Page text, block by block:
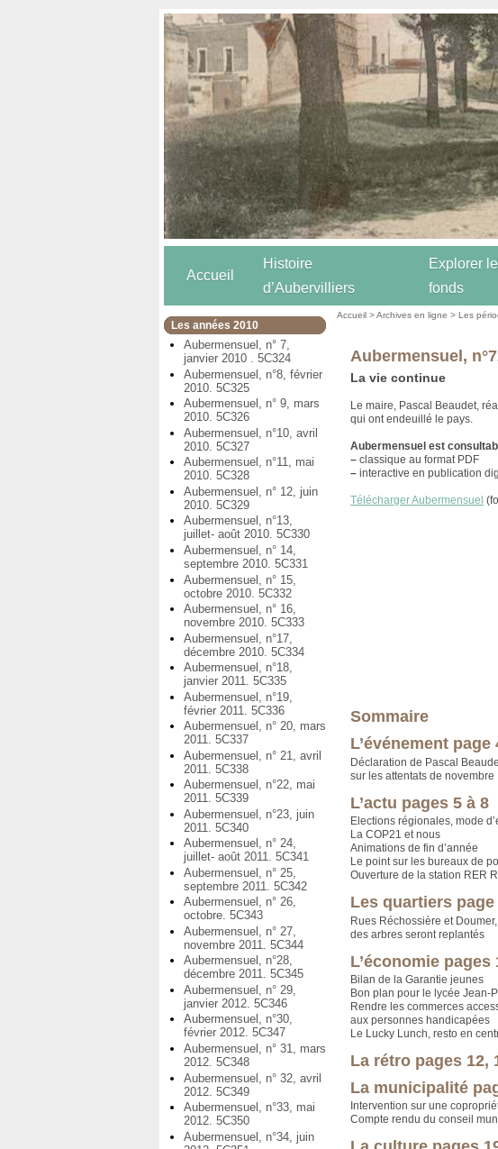
Accueil
Histoire
d’Aubervilliers
Explorer
fonds
Les années 2010
Aubermensuel, n° 7,
janvier 2010 . 5C324
Aubermensuel, n°8, février
2010. 5C325
Aubermensuel, n° 9, mars
2010. 5C326
Aubermensuel, n°10, avril
2010. 5C327
Aubermensuel, n°11, mai
2010. 5C328
Aubermensuel, n° 12, juin
2010. 5C329
Aubermensuel, n°13,
juillet- août 2010. 5C330
Aubermensuel, n° 14,
septembre 2010. 5C331
Aubermensuel, n° 15,
octobre 2010. 5C332
Aubermensuel, n° 16,
novembre 2010. 5C333
Aubermensuel, n°17,
décembre 2010. 5C334
Aubermensuel, n°18,
janvier 2011. 5C335
Aubermensuel, n°19,
février 2011. 5C336
Aubermensuel, n° 20, mars
2011. 5C337
Aubermensuel, n° 21, avril
2011. 5C338
Aubermensuel, n°22, mai
2011. 5C339
Aubermensuel, n°23, juin
2011. 5C340
Aubermensuel, n° 24,
juillet- août 2011. 5C341
Aubermensuel, n° 25,
septembre 2011. 5C342
Aubermensuel, n° 26,
octobre. 5C343
Aubermensuel, n° 27,
novembre 2011. 5C344
Aubermensuel, n°28,
décembre 2011. 5C345
Aubermensuel, n° 29,
janvier 2012. 5C346
Aubermensuel, n°30,
février 2012. 5C347
Aubermensuel, n° 31, mars
2012. 5C348
Aubermensuel, n° 32, avril
2012. 5C349
Aubermensuel, n°33, mai
2012. 5C350
Aubermensuel, n°34, juin
Accueil >Archives en ligne >Les
Aubermensuel,
La vie continue
Le maire, Pascal Beaudet,
qui ont endeuillé le pays.
Aubermensuel est
– classique au format PDF
– interactive en publication
Télécharger Aubermensuel
Sommaire
L’événement page
Déclaration de Pascal
sur les attentats de novembre
L’actu pages 5 à 8
Elections régionales, mode
La COP21 et nous
Animations de fin d’année
Le point sur les bureaux de
Ouverture de la station RER
Les quartiers page
Rues Réchossière et Doumer,
des arbres seront replantés
L’économie pages
Bilan de la Garantie jeunes
Bon plan pour le lycée Jean-
Rendre les commerces
aux personnes handicapées
Le Lucky Lunch, resto en
La rétro pages 12,
La municipalité
Intervention sur une
Compte rendu du conseil